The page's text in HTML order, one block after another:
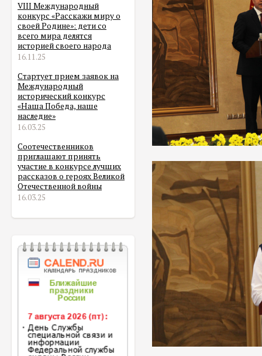
VIII Международный
конкурс «Расскажи миру о
своей Родине»: дети со
всего мира делятся
историей своего народа
16.11.25
Стартует прием заявок на
Международный
исторический конкурс
«Наша Победа, наше
наследие»
16.03.25
Соотечественников
приглашают принять
участие в конкурсе лучших
рассказов о героях Великой
Отечественной войны
16.03.25